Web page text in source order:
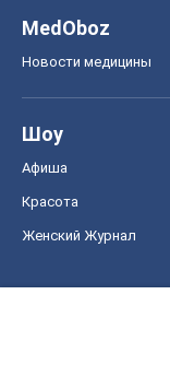
MedOboz
Новости медицины
Шоу
Афиша
Красота
Женский Журнал